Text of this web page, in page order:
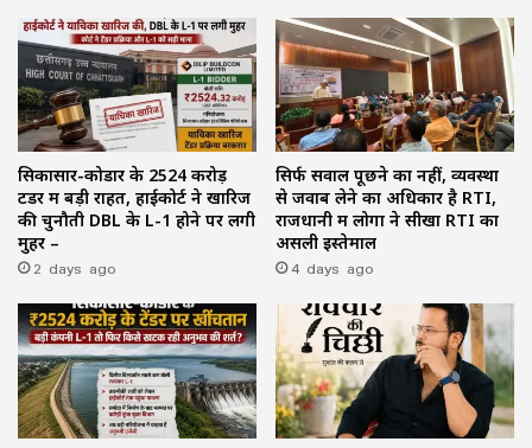
सिकासार-कोडार के ₹2524 करोड़
टेंडर में बड़ी राहत, हाईकोर्ट ने खारिज
की चुनौती DBL के L-1 होने पर लगी
मुहर –
2 days ago
सिर्फ सवाल पूछने का नहीं, व्यवस्था
से जवाब लेने का अधिकार है RTI,
राजधानी में लोगों ने सीखा RTI का
असली इस्तेमाल
4 days ago